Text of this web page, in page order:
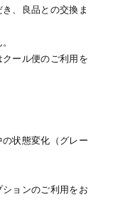
、良品との交換ま
ール便のご利用を
状態変化（グレー
ョンのご利用をお